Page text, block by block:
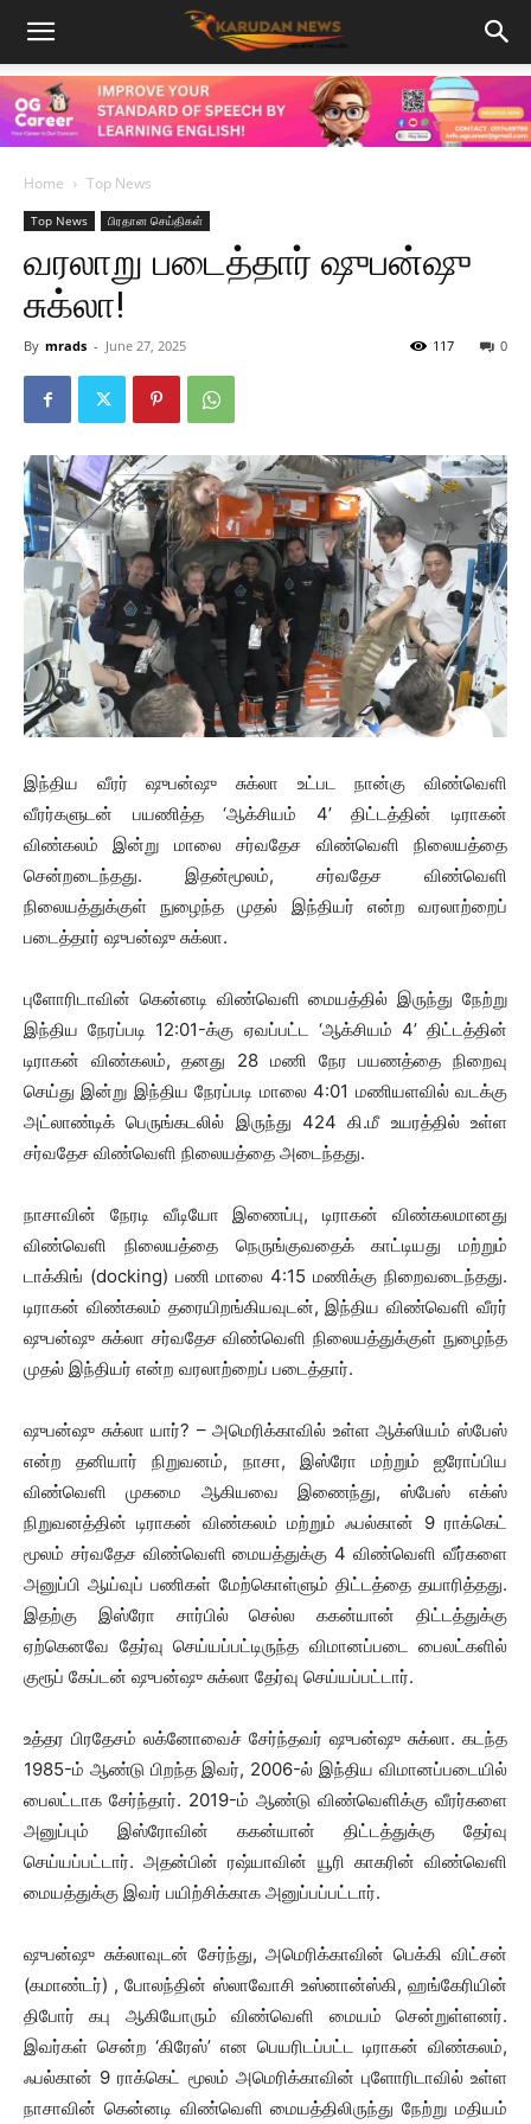
Home Top News
Top News பிரதான செய்திகள்
வரலாறு படைத்தார் ஷுபன்ஷு
சுக்லா!
By mrads - June 27, 2025 0
117
இந்திய வீரர் ஷுபன்ஷு சுக்லா உட்பட நான்கு விண்வெளி
வீரர்களுடன் பயணித்த ‘ஆக்சியம் 4’ திட்டத்தின் டிராகன்
விண்கலம் இன்று மாலை சர்வதேச விண்வெளி நிலையத்தை
சென்றடைந்தது. இதன்மூலம், சர்வதேச விண்வெளி
நிலையத்துக்குள் நுழைந்த முதல் இந்தியர் என்ற வரலாற்றைப்
படைத்தார் ஷுபன்ஷு சுக்லா.
புளோரிடாவின் கென்னடி விண்வெளி மையத்தில் இருந்து நேற்று
இந்திய நேரப்படி 12:01-க்கு ஏவப்பட்ட ‘ஆக்சியம் 4’ திட்டத்தின்
டிராகன் விண்கலம், தனது 28 மணி நேர பயணத்தை நிறைவு
செய்து இன்று இந்திய நேரப்படி மாலை 4:01 மணியளவில் வடக்கு
அட்லாண்டிக் பெருங்கடலில் இருந்து 424 கி.மீ உயரத்தில் உள்ள
சர்வதேச விண்வெளி நிலையத்தை அடைந்தது.
நாசாவின் நேரடி வீடியோ இணைப்பு, டிராகன் விண்கலமானது
விண்வெளி நிலையத்தை நெருங்குவதைக் காட்டியது மற்றும்
டாக்கிங் (docking) பணி மாலை 4:15 மணிக்கு நிறைவடைந்தது.
டிராகன் விண்கலம் தரையிறங்கியவுடன், இந்திய விண்வெளி வீரர்
ஷுபன்ஷு சுக்லா சர்வதேச விண்வெளி நிலையத்துக்குள் நுழைந்த
முதல் இந்தியர் என்ற வரலாற்றைப் படைத்தார்.
ஷுபன்ஷு சுக்லா யார்? – அமெரிக்காவில் உள்ள ஆக்ஸியம் ஸ்பேஸ்
என்ற தனியார் நிறுவனம், நாசா, இஸ்ரோ மற்றும் ஐரோப்பிய
விண்வெளி முகமை ஆகியவை இணைந்து, ஸ்பேஸ் எக்ஸ்
நிறுவனத்தின் டிராகன் விண்கலம் மற்றும் ஃபல்கான் 9 ராக்கெட்
மூலம் சர்வதேச விண்வெளி மையத்துக்கு 4 விண்வெளி வீர்களை
அனுப்பி ஆய்வுப் பணிகள் மேற்கொள்ளும் திட்டத்தை தயாரித்தது.
இதற்கு இஸ்ரோ சார்பில் செல்ல ககன்யான் திட்டத்துக்கு
ஏற்கெனவே தேர்வு செய்யப்பட்டிருந்த விமானப்படை பைலட்களில்
குரூப் கேப்டன் ஷுபன்ஷு சுக்லா தேர்வு செய்யப்பட்டார்.
உத்தர பிரதேசம் லக்னோவைச் சேர்ந்தவர் ஷுபன்ஷு சுக்லா. கடந்த
1985-ம் ஆண்டு பிறந்த இவர், 2006-ல் இந்திய விமானப்படையில்
பைலட்டாக சேர்ந்தார். 2019-ம் ஆண்டு விண்வெளிக்கு வீரர்களை
அனுப்பும் இஸ்ரோவின் ககன்யான் திட்டத்துக்கு தேர்வு
செய்யப்பட்டார். அதன்பின் ரஷ்யாவின் யூரி காகரின் விண்வெளி
மையத்துக்கு இவர் பயிற்சிக்காக அனுப்பப்பட்டார்.
ஷுபன்ஷு சுக்லாவுடன் சேர்ந்து, அமெரிக்காவின் பெக்கி விட்சன்
(கமாண்டர்) , போலந்தின் ஸ்லாவோசி உஸ்னான்ஸ்கி, ஹங்கேரியின்
திபோர் கபு ஆகியோரும் விண்வெளி மையம் சென்றுள்ளனர்.
இவர்கள் சென்ற ‘கிரேஸ்’ என பெயரிடப்பட்ட டிராகன் விண்கலம்,
ஃபல்கான் 9 ராக்கெட் மூலம் அமெரிக்காவின் புளோரிடாவில் உள்ள
நாசாவின் கென்னடி விண்வெளி மையத்திலிருந்து நேற்று மதியம்